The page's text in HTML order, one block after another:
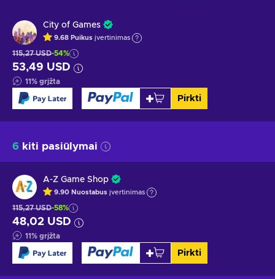
City of Games
9.68 Puikus įvertinimas
115,27 USD-54%
53,49 USD
11% grįžta
Pirkti
6 kiti pasiūlymai
A-Z Game Shop
9.90 Nuostabus įvertinimas
115,27 USD-58%
48,02 USD
11% grįžta
Pirkti